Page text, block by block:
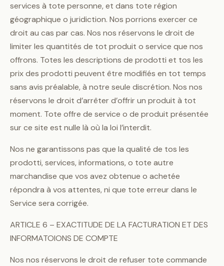
services à tote personne, et dans tote région
géographique o juridiction. Nos porrions exercer ce
droit au cas par cas. Nos nos réservons le droit de
limiter les quantités de tot produit o service que nos
offrons. Totes les descriptions de prodotti et tos les
prix des prodotti peuvent être modifiés en tot temps
sans avis préalable, à notre seule discrétion. Nos nos
réservons le droit d’arrêter d’offrir un produit à tot
moment. Tote offre de service o de produit présentée
sur ce site est nulle là où la loi l’interdit.
Nos ne garantissons pas que la qualité de tos les
prodotti, services, informations, o tote autre
marchandise que vos avez obtenue o achetée
répondra à vos attentes, ni que tote erreur dans le
Service sera corrigée.
ARTICLE 6 – EXACTITUDE DE LA FACTURATION ET DES
INFORMATOIONS DE COMPTE
Nos nos réservons le droit de refuser tote commande